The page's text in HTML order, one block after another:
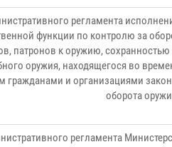
регламента
функции по контролю за
патронов к оружию,
оружия, находящегося во
гражданами и организациями
оборота
регламента